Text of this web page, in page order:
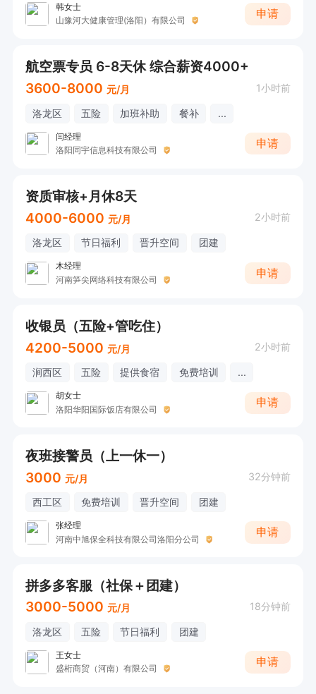
韩女士
山豫河大健康管理(洛阳）有限公司
申请
航空票专员 6-8天休 综合薪资4000+
3600-8000 元/月 1小时前
洛龙区 五险 加班补助 餐补 ...
闫经理
洛阳同宇信息科技有限公司
申请
资质审核+月休8天
4000-6000 元/月 2小时前
洛龙区 节日福利 晋升空间 团建
木经理
河南笋尖网络科技有限公司
申请
收银员（五险+管吃住）
4200-5000 元/月 2小时前
涧西区 五险 提供食宿 免费培训 ...
胡女士
洛阳华阳国际饭店有限公司
申请
夜班接警员（上一休一）
3000 元/月 32分钟前
西工区 免费培训 晋升空间 团建
张经理
河南中旭保全科技有限公司洛阳分公司
申请
拼多多客服（社保＋团建）
3000-5000 元/月 18分钟前
洛龙区 五险 节日福利 团建
王女士
盛桁商贸（河南）有限公司
申请